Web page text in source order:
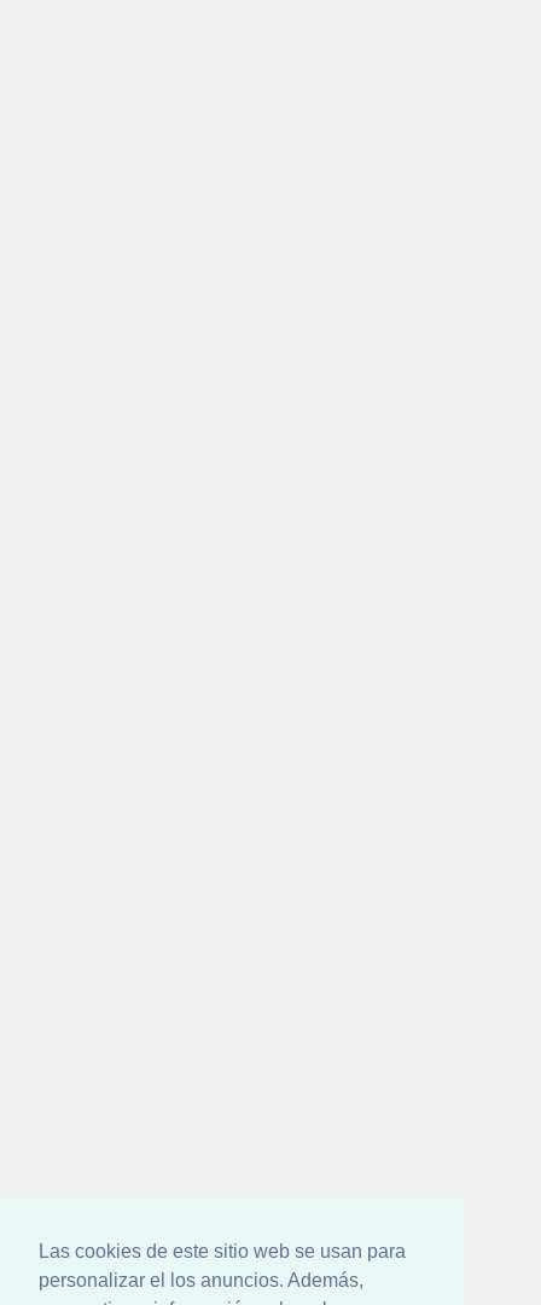
Las cookies de este sitio web se usan para
personalizar el los anuncios. Además,